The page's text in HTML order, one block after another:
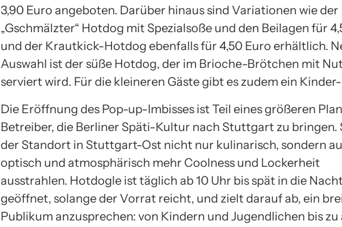
3,90 Euro angeboten. Darüber hinaus sind Variationen wie der
„Gschmälzter“ Hotdog mit Spezialsoße und den Beilagen für
und der Krautkick-Hotdog ebenfalls für 4,50 Euro erhältlich.
Auswahl ist der süße Hotdog, der im Brioche-Brötchen mit
serviert wird. Für die kleineren Gäste gibt es zudem ein
Die Eröffnung des Pop-up-Imbisses ist Teil eines größeren
Betreiber, die Berliner Späti-Kultur nach Stuttgart zu bringen.
der Standort in Stuttgart-Ost nicht nur kulinarisch, sondern
optisch und atmosphärisch mehr Coolness und Lockerheit
ausstrahlen. Hotdogle ist täglich ab 10 Uhr bis spät in die Nacht
geöffnet, solange der Vorrat reicht, und zielt darauf ab, ein
Publikum anzusprechen: von Kindern und Jugendlichen bis zu